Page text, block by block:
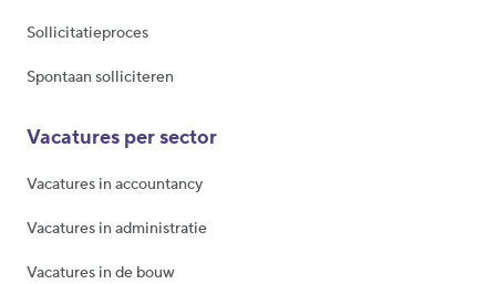
Sollicitatieproces
Spontaan solliciteren
Vacatures per sector
Vacatures in accountancy
Vacatures in administratie
Vacatures in de bouw